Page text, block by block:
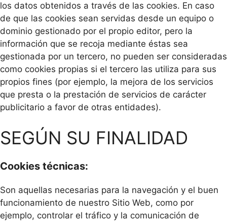
los datos obtenidos a través de las cookies. En caso
de que las cookies sean servidas desde un equipo o
dominio gestionado por el propio editor, pero la
información que se recoja mediante éstas sea
gestionada por un tercero, no pueden ser consideradas
como cookies propias si el tercero las utiliza para sus
propios fines (por ejemplo, la mejora de los servicios
que presta o la prestación de servicios de carácter
publicitario a favor de otras entidades).
SEGÚN SU FINALIDAD
Cookies técnicas:
Son aquellas necesarias para la navegación y el buen
funcionamiento de nuestro Sitio Web, como por
ejemplo, controlar el tráfico y la comunicación de